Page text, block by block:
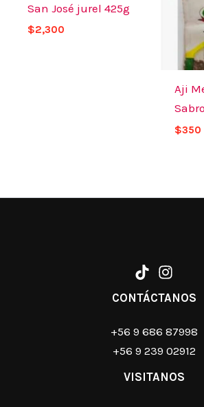
San José jurel 425g
$2,300
Aji
$350
CONTÁCTANOS
+56 9 686 87998
+56 9 239 02912
VISITANOS